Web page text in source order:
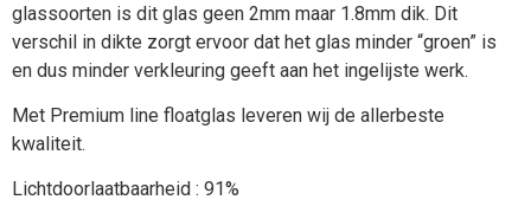
glassoorten is dit glas geen 2mm maar 1.8mm dik. Dit
verschil in dikte zorgt ervoor dat het glas minder “groen” is
en dus minder verkleuring geeft aan het ingelijste werk.
Met Premium line floatglas leveren wij de allerbeste
kwaliteit.
Lichtdoorlaatbaarheid : 91%